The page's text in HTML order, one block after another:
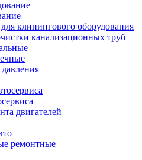
клинингового оборудования
канализационных труб
двигателей
ремонтные